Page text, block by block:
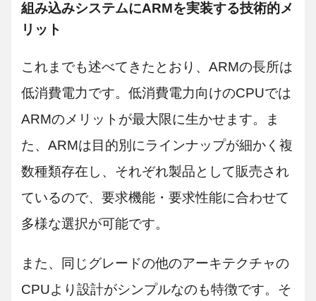
組み込みシステムにARMを実装する技術的メ
リット
これまでも述べてきたとおり、ARMの長所は
低消費電力です。低消費電力向けのCPUでは
ARMのメリットが最大限に生かせます。ま
た、ARMは目的別にラインナップが細かく複
数種類存在し、それぞれ製品として販売され
ているので、要求機能・要求性能に合わせて
多様な選択が可能です。
また、同じグレードの他のアーキテクチャの
CPUより設計がシンプルなのも特徴です。そ